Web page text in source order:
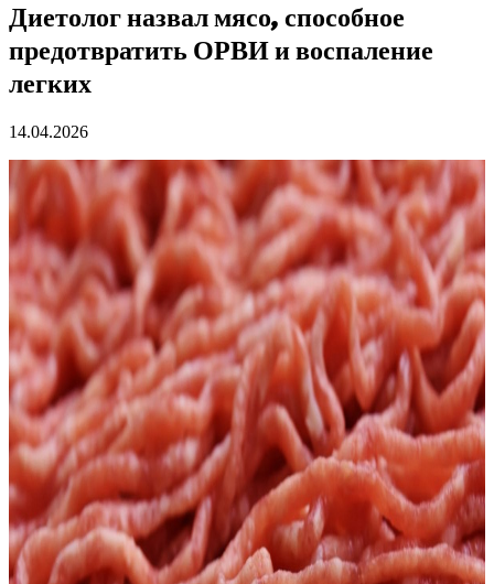
Диетолог назвал мясо, способное
предотвратить ОРВИ и воспаление
легких
14.04.2026